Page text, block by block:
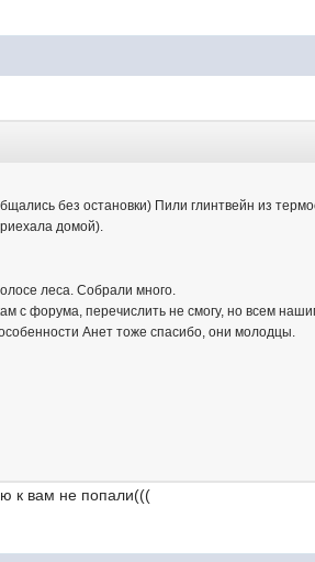
без остановки) Пили глинтвейн из
домой).
леса. Собрали много.
с форума, перечислить не смогу, но всем
Анет тоже спасибо, они молодцы.
к вам не попали(((